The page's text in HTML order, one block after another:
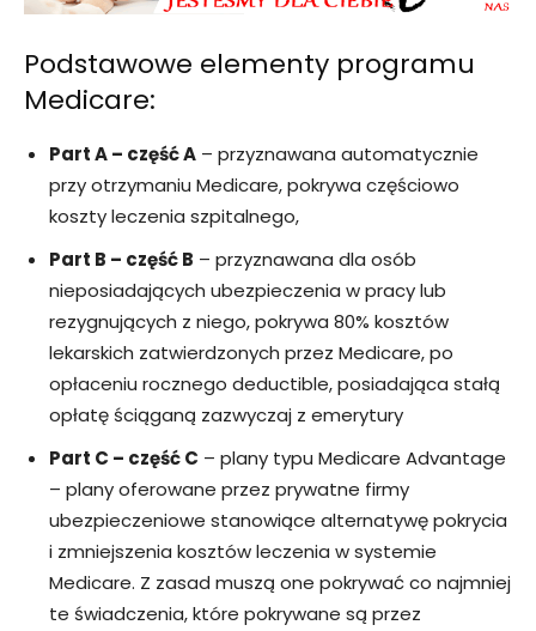
Podstawowe elementy programu
Medicare:
Part A – część A – przyznawana automatycznie
przy otrzymaniu Medicare, pokrywa częściowo
koszty leczenia szpitalnego,
Part B – część B – przyznawana dla osób
nieposiadających ubezpieczenia w pracy lub
rezygnujących z niego, pokrywa 80% kosztów
lekarskich zatwierdzonych przez Medicare, po
opłaceniu rocznego deductible, posiadająca stałą
opłatę ściąganą zazwyczaj z emerytury
Part C – część C – plany typu Medicare Advantage
– plany oferowane przez prywatne firmy
ubezpieczeniowe stanowiące alternatywę pokrycia
i zmniejszenia kosztów leczenia w systemie
Medicare. Z zasad muszą one pokrywać co najmniej
te świadczenia, które pokrywane są przez